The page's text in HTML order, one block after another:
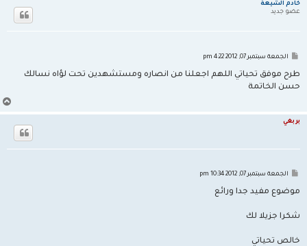
خادم الشيعة
عضو جديد
م
ا
ك
الجمعة سبتمبر 07, 2012 4:22 pm
طرح موفق تحياتي اللهم اجعلنا من انصاره ومستشهدين تحت لؤاه نسالك
حسن الخاتمة
بربغي
م
ا
ة
الجمعة سبتمبر 07, 2012 10:34 pm
موضوع مفيد جدا ورائع
شكرا جزيلا لك
خالص تحياتي